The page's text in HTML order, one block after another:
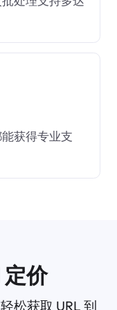
获得专业支
定价
松获取 URL 到